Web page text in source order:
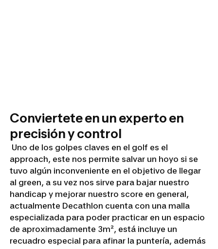
Conviertete en un experto en
precisión y control
Uno de los golpes claves en el golf es el
approach, este nos permite salvar un hoyo si se
tuvo algún inconveniente en el objetivo de llegar
al green, a su vez nos sirve para bajar nuestro
handicap y mejorar nuestro score en general,
actualmente Decathlon cuenta con una malla
especializada para poder practicar en un espacio
de aproximadamente 3m², está incluye un
recuadro especial para afinar la puntería, además